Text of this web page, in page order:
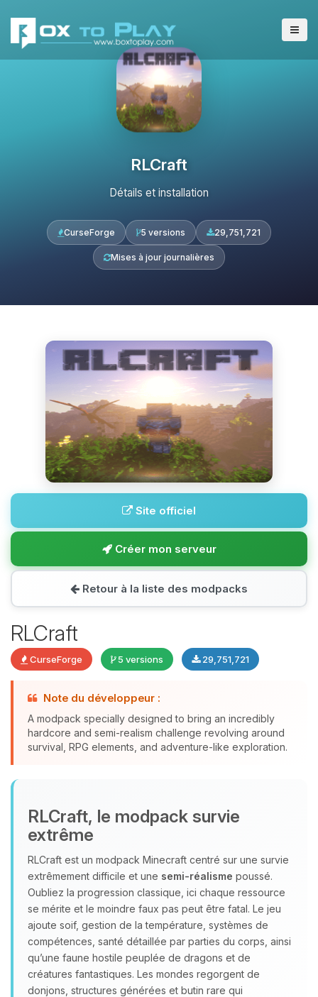
RLCraft
Détails et installation
CurseForge 5 versions 29,751,721
Mises à jour journalières
Site officiel
Créer mon serveur
Retour à la liste des modpacks
RLCraft
CurseForge 5 versions 29,751,721
Note du développeur :
A modpack specially designed to bring an incredibly
hardcore and semi-realism challenge revolving around
survival, RPG elements, and adventure-like exploration.
RLCraft, le modpack survie
extrême
RLCraft est un modpack Minecraft centré sur une survie
extrêmement difficile et une semi‑réalisme poussé.
Oubliez la progression classique, ici chaque ressource
se mérite et le moindre faux pas peut être fatal. Le jeu
ajoute soif, gestion de la température, systèmes de
compétences, santé détaillée par parties du corps, ainsi
qu’une faune hostile peuplée de dragons et de
créatures fantastiques. Les mondes regorgent de
donjons, structures générées et butin rare qui
Youpi, enfin quelqu’un pour me
parler ! Moi c’est Choupy, ton petit
06/08/2026 à 21:06